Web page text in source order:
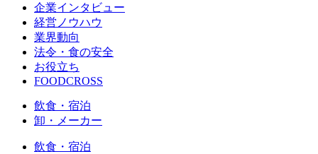
企業インタビュー
経営ノウハウ
業界動向
法令・食の安全
お役立ち
FOODCROSS
飲食・宿泊
卸・メーカー
飲食・宿泊